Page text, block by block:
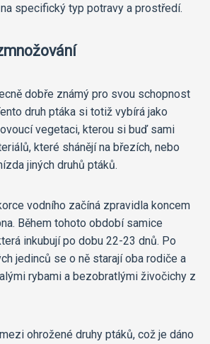
specifický typ potravy a prostředí.
dobře známý pro svou schopnost
druh ptáka si totiž vybírá jako
vegetaci, kterou si buď sami
které shánějí na březích, nebo
jiných druhů ptáků.
vodního začíná zpravidla koncem
Během tohoto období samice
inkubují po dobu 22-23 dnů. Po
jedinců se o ně starají oba rodiče a
rybami a bezobratlými živočichy z
ohrožené druhy ptáků, což je dáno